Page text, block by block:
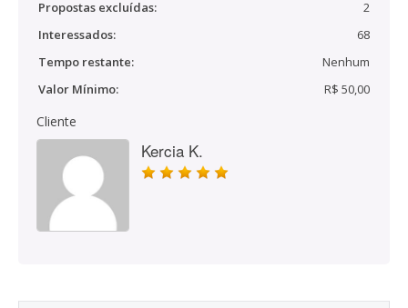
Propostas excluídas:
2
Interessados:
68
Tempo restante:
Nenhum
Valor Mínimo:
R$ 50,00
Cliente
Kercia K.